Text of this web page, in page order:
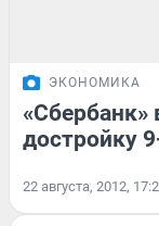
ЭКОНОМИКА
достройку
22 августа, 2012,